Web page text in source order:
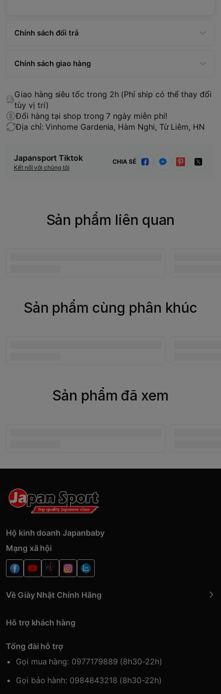
Chính sách đổi trả
Chính sách giao hàng
Giao hàng siêu tốc trong 2h (Phí ship có thể thay đổi
tùy vị trí)
Đổi hàng tại shop trong 7 ngày miễn phí!
Địa chỉ: Vinhome Gardenia, Hàm Nghi, Từ Liêm, HN
Japansport Tiktok
Kết nối với chúng tôi
CHIA SẺ
Sản phẩm liên quan
Sản phẩm cùng phân khúc
Sản phẩm đã xem
Hộ kinh doanh Japanbaby
Mạng xã hội
Về Giày Nhật Chính Hãng
Hỗ trợ khách hàng
Tổng đài hỗ trợ
Gọi mua hàng: 0977179889 (8h30-22h)
Gọi bảo hành: 0984843218 (8h30-22h)